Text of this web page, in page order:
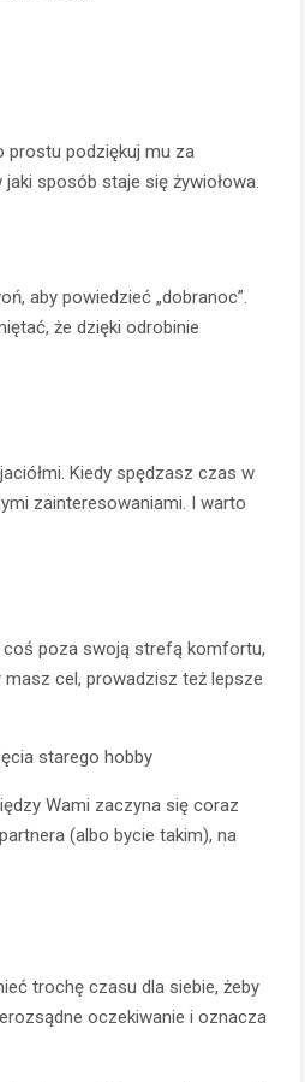
prostu podziękuj mu za
sposób staje się żywiołowa.
aby powiedzieć „dobranoc”.
że dzięki odrobinie
Kiedy spędzasz czas w
zainteresowaniami. I warto
poza swoją strefą komfortu,
cel, prowadzisz też lepsze
starego hobby
Wami zaczyna się coraz
(albo bycie takim), na
trochę czasu dla siebie, żeby
oczekiwanie i oznacza